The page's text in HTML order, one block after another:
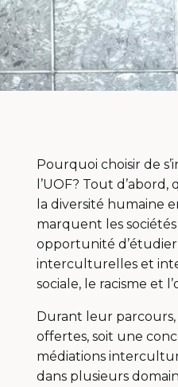
Pourquoi choisir de
l’UOF? Tout
la diversité humaine
marquent les
opportunité
interculturelles et
sociale, le racisme et
Durant leur parcours,
offertes, soit une
médiations
dans plusieurs